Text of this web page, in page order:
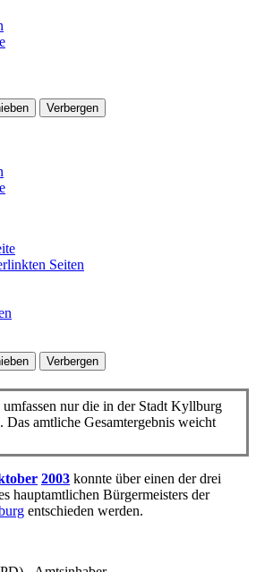
Verbergen
Seiten
Verbergen
nur die in der Stadt Kyllburg
Das amtliche Gesamtergebnis weicht
2003 konnte über einen der drei
hauptamtlichen Bürgermeisters der
entschieden werden.